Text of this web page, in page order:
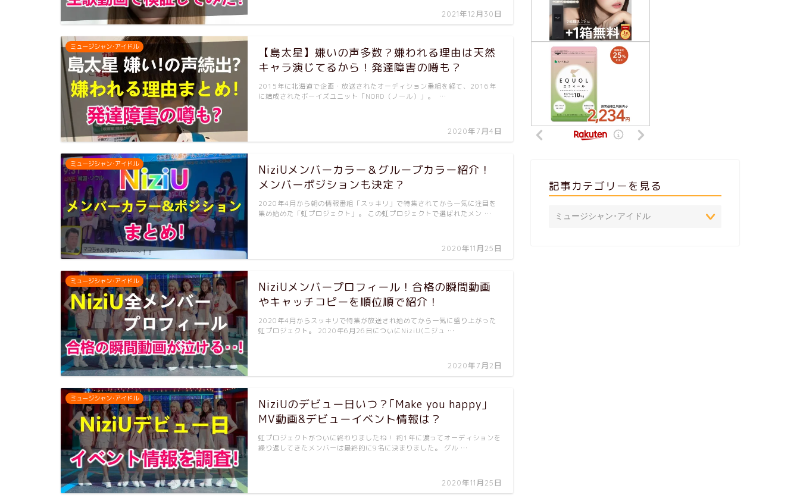
2021年12月30日
ミュージシャン･アイドル
【島太星】嫌いの声多数？嫌われる理由は天然
キャラ演じてるから！発達障害の噂も？
2020年7月4日
2015年に北海道で企画・放送されたオーディション番組を経て、2016年
に結成されたボーイズユニット「NORD（ノール）」。 …
ミュージシャン･アイドル
NiziUメンバーカラー＆グループカラー紹介！
メンバーポジションも決定？
2020年11月25日
2020年4月から朝の情報番組「スッキリ」で特集されてから一気に注目を
集め始めた「虹プロジェクト」。 この虹プロジェクトで選ばれたメン …
ミュージシャン･アイドル
NiziUメンバープロフィール！合格の瞬間動画
やキャッチコピーを順位順で紹介！
2020年7月2日
2020年4月からスッキリで特集が放送され始めてから一気に盛り上がった
虹プロジェクト。 2020年6月26日についにNiziU(ニジュ …
ミュージシャン･アイドル
NiziUのデビュー日いつ？｢Make you happy｣
MV動画&デビューイベント情報は？
2020年11月25日
虹プロジェクトがついに終わりましたね！ 約1年に渡ってオーディションを
繰り返してきたメンバーは最終的に9名に決まりました。 グル …
記事カテゴリーを見る